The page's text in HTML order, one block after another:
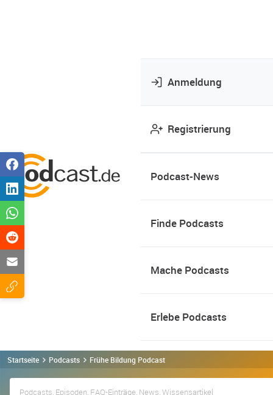
Anmeldung
Registrierung
Podcast-News
Finde Podcasts
Mache Podcasts
Erlebe Podcasts
Startseite Podcasts Frühe Bildung Podcast